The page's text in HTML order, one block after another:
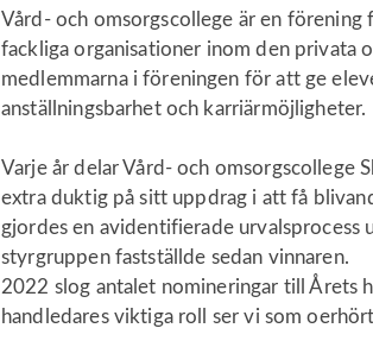
Vård- och omsorgscollege är en
fackliga organisationer inom den privata
medlemmarna i föreningen för att ge
anställningsbarhet och
Varje år delar Vård- och omsorgscollege
extra duktig på sitt uppdrag i att få
gjordes en avidentifierade urvalsprocess
styrgruppen fastställde sedan vinnaren.
2022 slog antalet nomineringar till Årets
handledares viktiga roll ser vi som